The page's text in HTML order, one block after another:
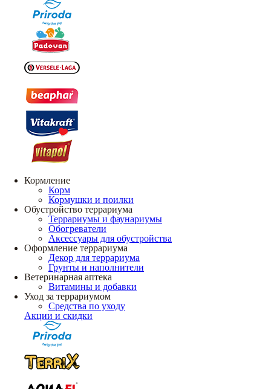
Кормление
Корм
Кормушки и поилки
Обустройство террариума
Террариумы и фаунариумы
Обогреватели
Аксессуары для обустройства
Оформление террариума
Декор для террариума
Грунты и наполнители
Ветеринарная аптека
Витамины и добавки
Уход за террариумом
Средства по уходу
Акции и скидки